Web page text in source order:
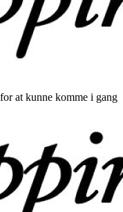
at kunne komme i gang